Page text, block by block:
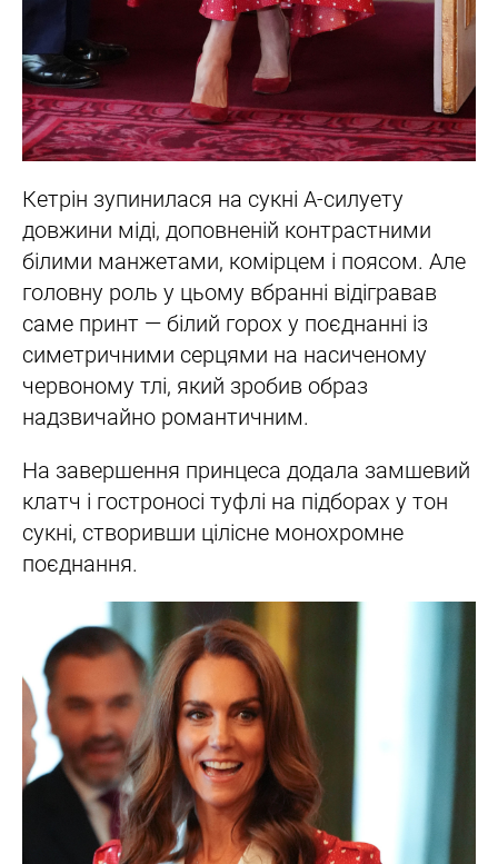
Кетрін зупинилася на сукні А-силуету
довжини міді, доповненій контрастними
білими манжетами, комірцем і поясом. Але
головну роль у цьому вбранні відігравав
саме принт — білий горох у поєднанні із
симетричними серцями на насиченому
червоному тлі, який зробив образ
надзвичайно романтичним.
На завершення принцеса додала замшевий
клатч і гостроносі туфлі на підборах у тон
сукні, створивши цілісне монохромне
поєднання.